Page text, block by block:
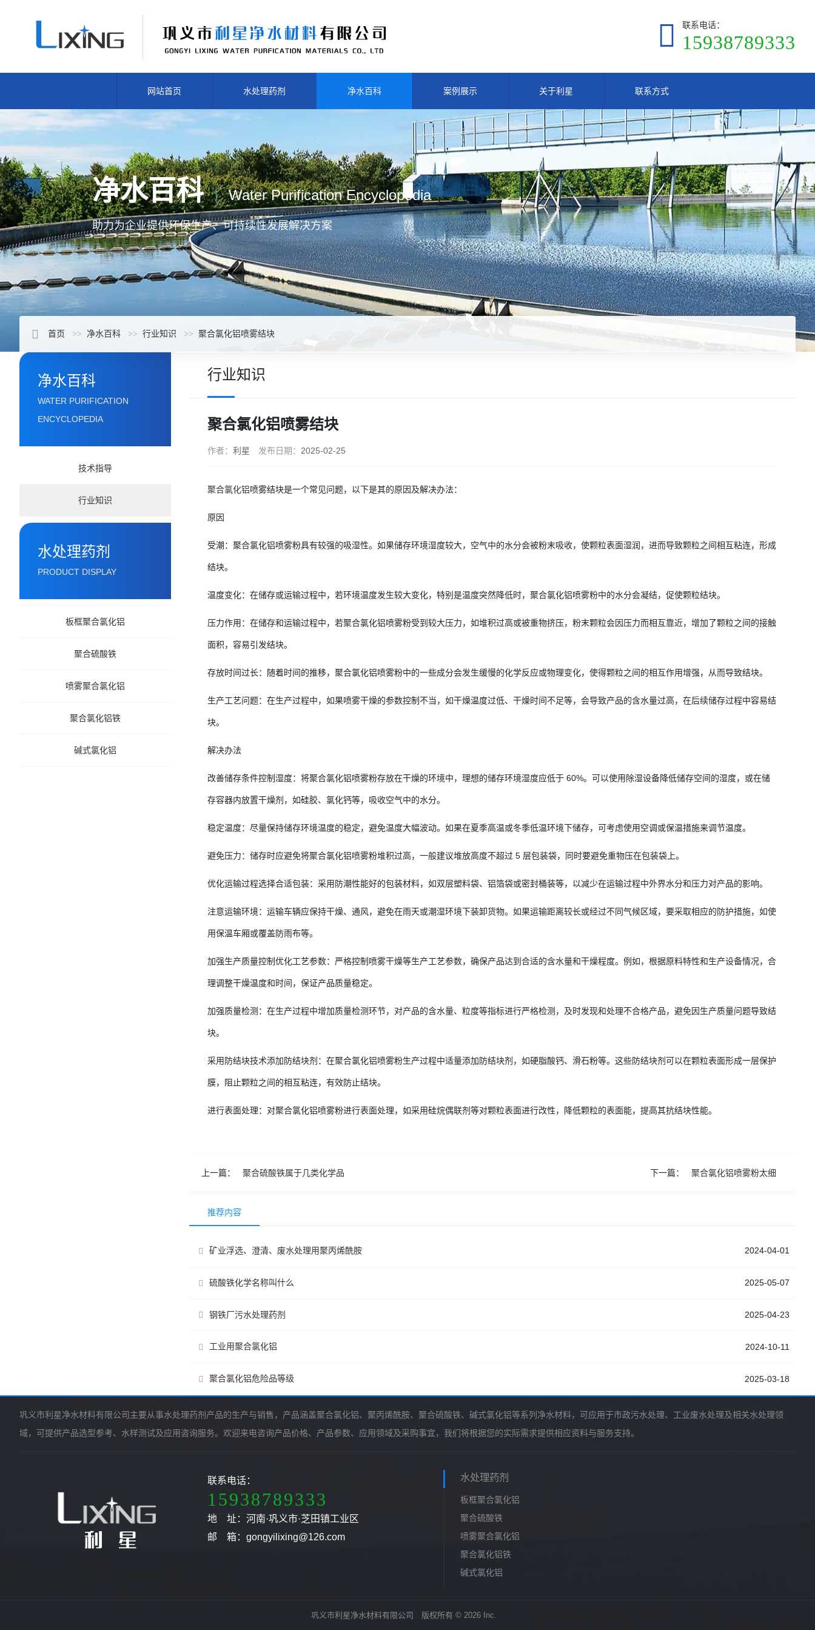
联系电话：
15938789333
网站首页 水处理药剂 净水百科 案例展示 关于利星 联系方式
净水百科 Water Purification Encyclopedia
助力为企业提供环保生产、可持续性发展解决方案
首页 净水百科 行业知识 聚合氯化铝喷雾结块
净水百科
WATER PURIFICATION
ENCYCLOPEDIA
技术指导
行业知识
水处理药剂
PRODUCT DISPLAY
板框聚合氯化铝
聚合硫酸铁
喷雾聚合氯化铝
聚合氯化铝铁
碱式氯化铝
行业知识
聚合氯化铝喷雾结块
作者： 利星 发布日期： 2025-02-25
聚合氯化铝喷雾结块是一个常见问题，以下是其的原因及解决办法：
原因
受潮：聚合氯化铝喷雾粉具有较强的吸湿性。如果储存环境湿度较大，空气中的水分会被粉末吸收，使颗粒表面湿润，进而导致颗粒之间相互粘连，形成
结块。
温度变化：在储存或运输过程中，若环境温度发生较大变化，特别是温度突然降低时，聚合氯化铝喷雾粉中的水分会凝结，促使颗粒结块。
压力作用：在储存和运输过程中，若聚合氯化铝喷雾粉受到较大压力，如堆积过高或被重物挤压，粉末颗粒会因压力而相互靠近，增加了颗粒之间的接触
面积，容易引发结块。
存放时间过长：随着时间的推移，聚合氯化铝喷雾粉中的一些成分会发生缓慢的化学反应或物理变化，使得颗粒之间的相互作用增强，从而导致结块。
生产工艺问题：在生产过程中，如果喷雾干燥的参数控制不当，如干燥温度过低、干燥时间不足等，会导致产品的含水量过高，在后续储存过程中容易结
块。
解决办法
改善储存条件控制湿度：将聚合氯化铝喷雾粉存放在干燥的环境中，理想的储存环境湿度应低于 60%。可以使用除湿设备降低储存空间的湿度，或在储
存容器内放置干燥剂，如硅胶、氯化钙等，吸收空气中的水分。
稳定温度：尽量保持储存环境温度的稳定，避免温度大幅波动。如果在夏季高温或冬季低温环境下储存，可考虑使用空调或保温措施来调节温度。
避免压力：储存时应避免将聚合氯化铝喷雾粉堆积过高，一般建议堆放高度不超过 5 层包装袋，同时要避免重物压在包装袋上。
优化运输过程选择合适包装：采用防潮性能好的包装材料，如双层塑料袋、铝箔袋或密封桶装等，以减少在运输过程中外界水分和压力对产品的影响。
注意运输环境：运输车辆应保持干燥、通风，避免在雨天或潮湿环境下装卸货物。如果运输距离较长或经过不同气候区域，要采取相应的防护措施，如使
用保温车厢或覆盖防雨布等。
加强生产质量控制优化工艺参数：严格控制喷雾干燥等生产工艺参数，确保产品达到合适的含水量和干燥程度。例如，根据原料特性和生产设备情况，合
理调整干燥温度和时间，保证产品质量稳定。
加强质量检测：在生产过程中增加质量检测环节，对产品的含水量、粒度等指标进行严格检测，及时发现和处理不合格产品，避免因生产质量问题导致结
块。
采用防结块技术添加防结块剂：在聚合氯化铝喷雾粉生产过程中适量添加防结块剂，如硬脂酸钙、滑石粉等。这些防结块剂可以在颗粒表面形成一层保护
膜，阻止颗粒之间的相互粘连，有效防止结块。
进行表面处理：对聚合氯化铝喷雾粉进行表面处理，如采用硅烷偶联剂等对颗粒表面进行改性，降低颗粒的表面能，提高其抗结块性能。
上一篇： 聚合硫酸铁属于几类化学品 下一篇： 聚合氯化铝喷雾粉太细
推荐内容
矿业浮选、澄清、废水处理用聚丙烯酰胺 2024-04-01
硫酸铁化学名称叫什么 2025-05-07
钢铁厂污水处理药剂 2025-04-23
工业用聚合氯化铝 2024-10-11
聚合氯化铝危险品等级 2025-03-18
巩义市利星净水材料有限公司主要从事水处理药剂产品的生产与销售，产品涵盖聚合氯化铝、聚丙烯酰胺、聚合硫酸铁、碱式氯化铝等系列净水材料，可应用于市政污水处理、工业废水处理及相关水处理领
域，可提供产品选型参考、水样测试及应用咨询服务。欢迎来电咨询产品价格、产品参数、应用领域及采购事宜，我们将根据您的实际需求提供相应资料与服务支持。
联系电话：
15938789333
地 址：河南·巩义市·芝田镇工业区
邮 箱：gongyilixing@126.com
水处理药剂
板框聚合氯化铝
聚合硫酸铁
喷雾聚合氯化铝
聚合氯化铝铁
碱式氯化铝
巩义市利星净水材料有限公司 版权所有 © 2026 Inc.